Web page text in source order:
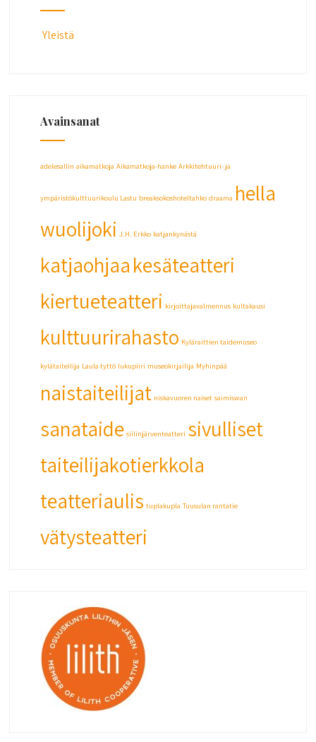
Yleistä
Avainsanat
adelesallin aikamatkoja Aikamatkoja-hanke Arkkitehtuuri- ja
ympäristökulttuurikoulu Lastu breaksokoshoteltahko draama hella
wuolijoki J.H. Erkko katjankynästä
katjaohjaakesäteatteri
kiertueteatteri kirjoittajavalmennus kultakausi
kulttuurirahasto Kyläraittien taidemuseo
kylätaiteilija Laula tyttö lukupiiri museokirjailija Myhinpää
naistaiteilijat niskavuoren naiset saimiswan
sanataide siilinjärventeatteri sivulliset
taiteilijakotierkkola
teatteriaulis tuplakupla Tuusulan rantatie
vätysteatteri